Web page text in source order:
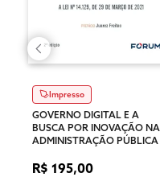
Impresso
GOVERNO DIGITAL E A
BUSCA POR INOVAÇÃO NA
ADMINISTRAÇÃO PÚBLICA
R$ 195,00